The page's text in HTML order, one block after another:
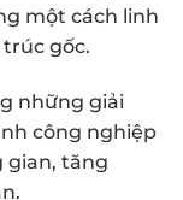
một cách linh
gốc.
những giải
công nghiệp
gian, tăng